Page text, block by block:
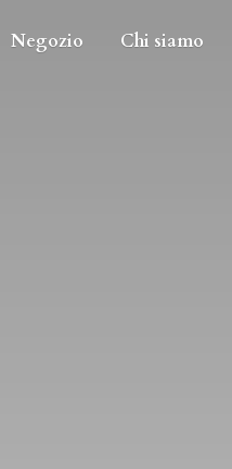
Negozio Chi siamo